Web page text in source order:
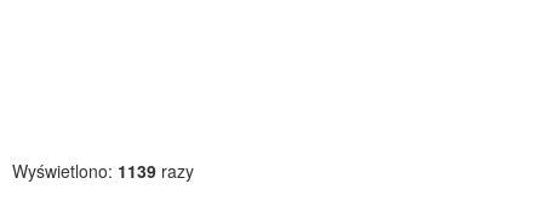
Wyświetlono: 1139 razy